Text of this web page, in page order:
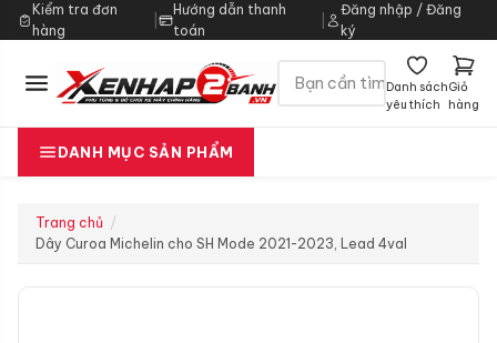
Kiểm tra đơn
hàng
|
Hướng dẫn thanh
toán
Đăng nhập / Đăng
ký
Danh sách
yêu thích
Giỏ
hàng
DANH MỤC SẢN PHẨM
Trang chủ
Dây Curoa Michelin cho SH Mode 2021-2023, Lead 4val